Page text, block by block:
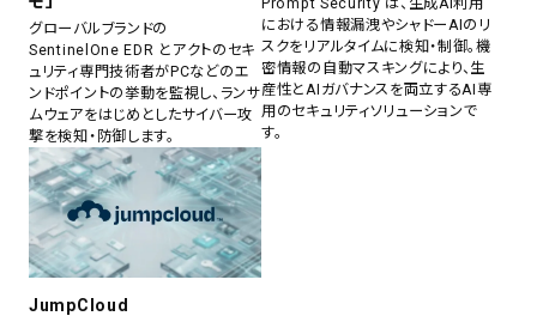
グローバルブランドの
SentinelOne EDR とアクトのセキ
ュリティ専門技術者がPCなどのエ
ンドポイントの挙動を監視し、ランサ
ムウェアをはじめとしたサイバー攻
撃を検知・防御します。
Prompt Security は、生成AI利用
における情報漏洩やシャドーAIのリ
スクをリアルタイムに検知・制御。機
密情報の自動マスキングにより、生
産性とAIガバナンスを両立するAI専
用のセキュリティソリューションで
す。
JumpCloud